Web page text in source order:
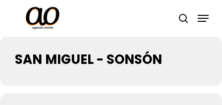
search
SAN MIGUEL - SONSÓN